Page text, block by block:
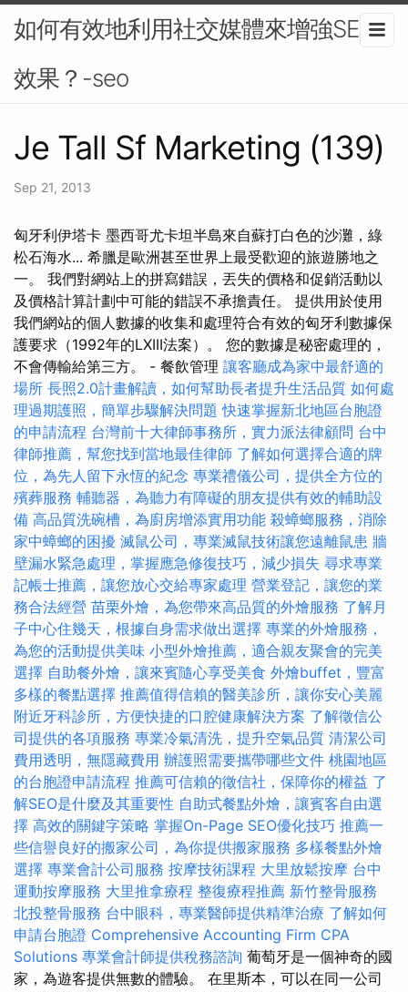
如何有效地利用社交媒體來增強SEO
效果？-seo
Je Tall Sf Marketing (139)
Sep 21, 2013
匈牙利伊塔卡 墨西哥尤卡坦半島來自蘇打白色的沙灘，綠
松石海水... 希臘是歐洲甚至世界上最受歡迎的旅遊勝地之
一。 我們對網站上的拼寫錯誤，丟失的價格和促銷活動以
及價格計算計劃中可能的錯誤不承擔責任。 提供用於使用
我們網站的個人數據的收集和處理符合有效的匈牙利數據保
護要求（1992年的LXIII法案）。 您的數據是秘密處理的，
不會傳輸給第三方。 - 餐飲管理 讓客廳成為家中最舒適的
場所 長照2.0計畫解讀，如何幫助長者提升生活品質 如何處
理過期護照，簡單步驟解決問題 快速掌握新北地區台胞證
的申請流程 台灣前十大律師事務所，實力派法律顧問 台中
律師推薦，幫您找到當地最佳律師 了解如何選擇合適的牌
位，為先人留下永恆的紀念 專業禮儀公司，提供全方位的
殯葬服務 輔聽器，為聽力有障礙的朋友提供有效的輔助設
備 高品質洗碗槽，為廚房增添實用功能 殺蟑螂服務，消除
家中蟑螂的困擾 滅鼠公司，專業滅鼠技術讓您遠離鼠患 牆
壁漏水緊急處理，掌握應急修復技巧，減少損失 尋求專業
記帳士推薦，讓您放心交給專家處理 營業登記，讓您的業
務合法經營 苗栗外燴，為您帶來高品質的外燴服務 了解月
子中心住幾天，根據自身需求做出選擇 專業的外燴服務，
為您的活動提供美味 小型外燴推薦，適合親友聚會的完美
選擇 自助餐外燴，讓來賓隨心享受美食 外燴buffet，豐富
多樣的餐點選擇 推薦值得信賴的醫美診所，讓你安心美麗
附近牙科診所，方便快捷的口腔健康解決方案 了解徵信公
司提供的各項服務 專業冷氣清洗，提升空氣品質 清潔公司
費用透明，無隱藏費用 辦護照需要攜帶哪些文件 桃園地區
的台胞證申請流程 推薦可信賴的徵信社，保障你的權益 了
解SEO是什麼及其重要性 自助式餐點外燴，讓賓客自由選
擇 高效的關鍵字策略 掌握On-Page SEO優化技巧 推薦一
些信譽良好的搬家公司，為你提供搬家服務 多樣餐點外燴
選擇 專業會計公司服務 按摩技術課程 大里放鬆按摩 台中
運動按摩服務 大里推拿療程 整復療程推薦 新竹整骨服務
北投整骨服務 台中眼科，專業醫師提供精準治療 了解如何
申請台胞證 Comprehensive Accounting Firm CPA
Solutions 專業會計師提供稅務諮詢 葡萄牙是一個神奇的國
家，為遊客提供無數的體驗。 在里斯本，可以在同一公司